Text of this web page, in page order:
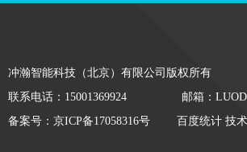
冲瀚智能科技（北京）有限公司版权所有
联系电话：15001369924
邮箱：
备案号： 京ICP备17058316号 百度统计 技